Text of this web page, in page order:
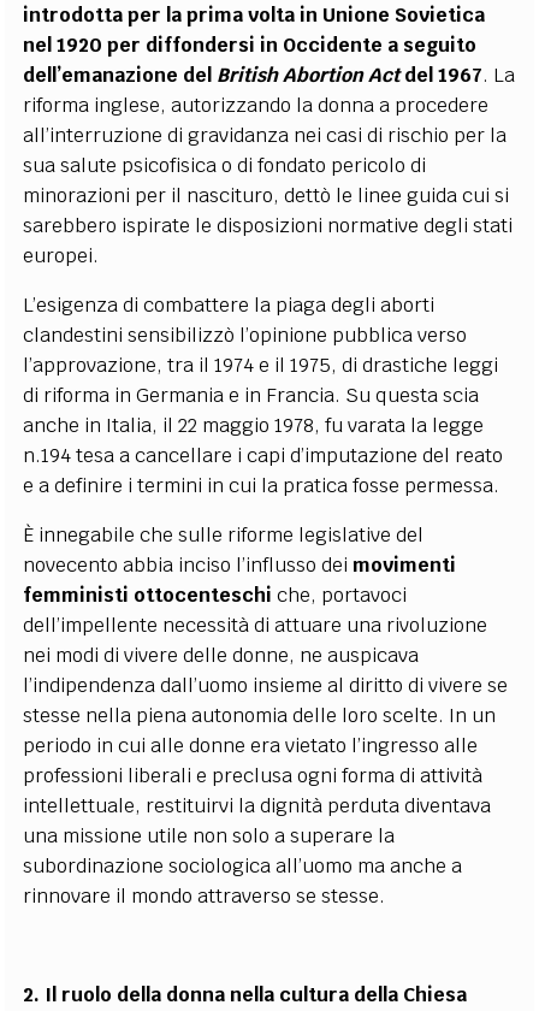
introdotta per la prima volta in Unione Sovietica
nel 1920 per diffondersi in Occidente a seguito
dell’emanazione del British Abortion Actdel 1967. La
riforma inglese, autorizzando la donna a procedere
all’interruzione di gravidanza nei casi di rischio per la
sua salute psicofisica o di fondato pericolo di
minorazioni per il nascituro, dettò le linee guida cui si
sarebbero ispirate le disposizioni normative degli stati
europei.
L’esigenza di combattere la piaga degli aborti
clandestini sensibilizzò l’opinione pubblica verso
l’approvazione, tra il 1974 e il 1975, di drastiche leggi
di riforma in Germania e in Francia. Su questa scia
anche in Italia, il 22 maggio 1978, fu varata la legge
n.194 tesa a cancellare i capi d’imputazione del reato
e a definire i termini in cui la pratica fosse permessa.
È innegabile che sulle riforme legislative del
novecento abbia inciso l’influsso dei movimenti
femministi ottocenteschi che, portavoci
dell’impellente necessità di attuare una rivoluzione
nei modi di vivere delle donne, ne auspicava
l’indipendenza dall’uomo insieme al diritto di vivere se
stesse nella piena autonomia delle loro scelte. In un
periodo in cui alle donne era vietato l’ingresso alle
professioni liberali e preclusa ogni forma di attività
intellettuale, restituirvi la dignità perduta diventava
una missione utile non solo a superare la
subordinazione sociologica all’uomo ma anche a
rinnovare il mondo attraverso se stesse.
2. Il ruolo della donna nella cultura della Chiesa